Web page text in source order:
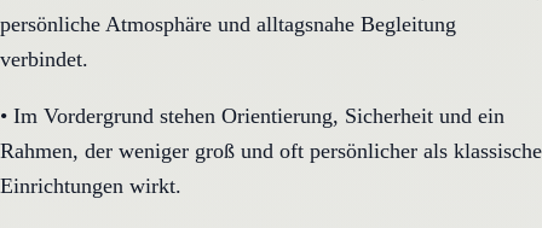
persönliche Atmosphäre und alltagsnahe Begleitung
verbindet.
• Im Vordergrund stehen Orientierung, Sicherheit und ein
Rahmen, der weniger groß und oft persönlicher als klassische
Einrichtungen wirkt.